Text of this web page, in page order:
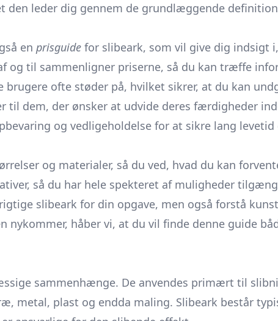
leder dig gennem de grundlæggende
en prisguide for slibeark, som vil give dig indsigt
til sammenligner priserne, så du kan træffe
ofte støder på, hvilket sikrer, at du kan
til dem, der ønsker at udvide deres færdigheder
og vedligeholdelse for at sikre lang
og materialer, så du ved, hvad du kan
så du har hele spekteret af muligheder
slibeark for din opgave, men også forstå
håber vi, at du vil finde denne guide
sammenhænge. De anvendes primært til
metal, plast og endda maling. Slibeark består